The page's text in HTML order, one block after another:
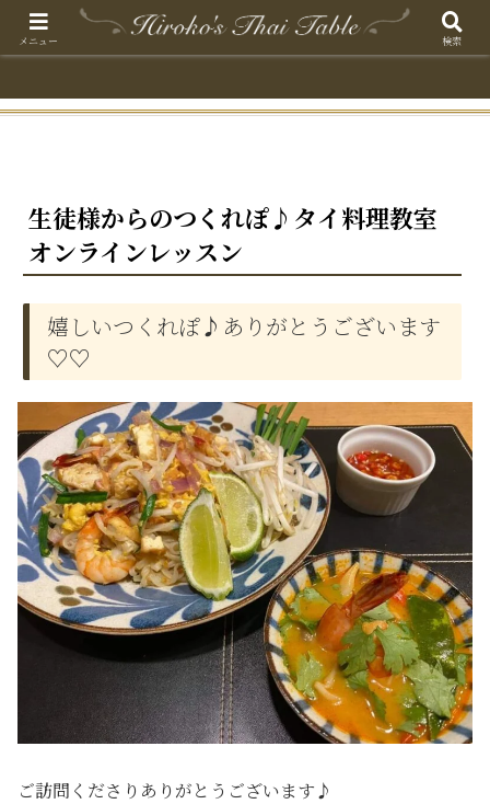
生徒様からのつくれぽ♪タイ料理教室
オンラインレッスン
嬉しいつくれぽ♪ありがとうございます
♡♡
ご訪問くださりありがとうございます♪
メニュー 検索